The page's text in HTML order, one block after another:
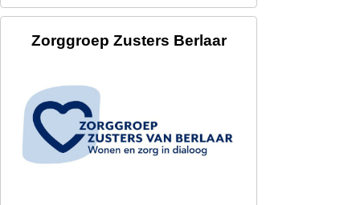
Zorggroep Zusters Berlaar